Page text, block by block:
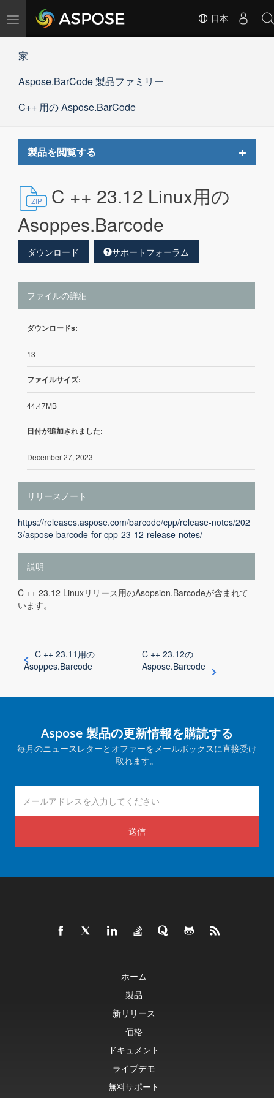
ナ
ー
ョ
の
日本
家
Aspose.BarCode 製品ファミリー
C++ 用の Aspose.BarCode
製品を閲覧する
Toggle
C ++ 23.12 Linux用の
Asoppes.Barcode
ダウンロード サポートフォーラム
ファイルの詳細
ダウンロードs:
13
ファイルサイズ:
44.47MB
日付が追加されました:
December 27, 2023
リリースノート
https://releases.aspose.com/barcode/cpp/release-notes/202
3/aspose-barcode-for-cpp-23-12-release-notes/
説明
C ++ 23.12 Linuxリリース用のAsopsion.Barcodeが含まれて
います。
C ++ 23.11用の
Asoppes.Barcode
C ++ 23.12の
Aspose.Barcode
Aspose 製品の更新情報を購読する
毎月のニュースレターとオファーをメールボックスに直接受け
取れます。
送信
ホーム
製品
新リリース
価格
ドキュメント
ライブデモ
無料サポート